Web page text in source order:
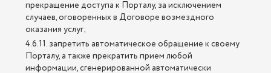
прекращение доступа к Порталу, за исключением
случаев, оговоренных в Договоре возмездного
оказания услуг;
4.6.11. запретить автоматическое обращение к своему
Порталу, а также прекратить прием любой
информации, сгенерированной автоматически